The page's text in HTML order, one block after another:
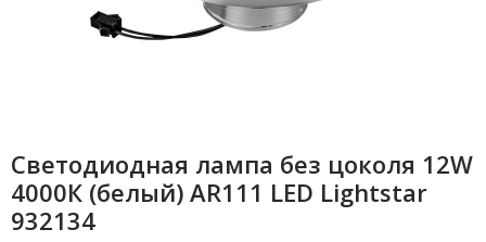
Светодиодная лампа без цоколя 12W
4000К (белый) AR111 LED Lightstar
932134